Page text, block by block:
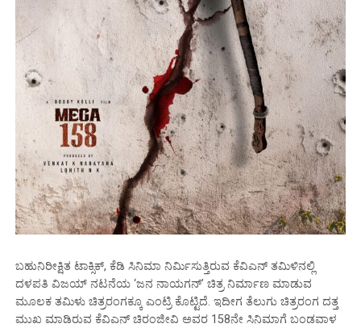
ಬಹುನಿರೀಕ್ಷಿತ ಟಾಕ್ಸಿಕ್, ಕೆಡಿ ಸಿನಿಮಾ ನಿರ್ಮಿಸುತ್ತಿರುವ ಕೆವಿಎನ್ ತಮಿಳಿನಲ್ಲಿ
ದಳಪತಿ ವಿಜಯ್ ನಟನೆಯ ‘ಜನ ನಾಯಗನ್’ ಚಿತ್ರ ನಿರ್ಮಾಣ ಮಾಡುವ
ಮೂಲಕ ತಮಿಳು ಚಿತ್ರರಂಗಕ್ಕೂ ಎಂಟ್ರಿ ಕೊಟ್ಟಿದೆ. ಇದೀಗ ತೆಲುಗು ಚಿತ್ರರಂಗ ದತ್ತ
ಮುಖ ಮಾಡಿರುವ ಕೆವಿಎನ್ ಚಿರಂಜೀವಿ ಅವರ 158ನೇ ಸಿನಿಮಾಗೆ ಬಂಡವಾಳ